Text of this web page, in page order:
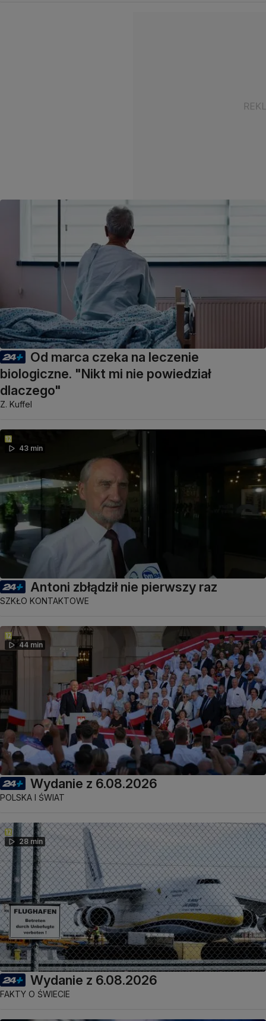
Od marca czeka na leczenie
biologiczne. "Nikt mi nie powiedział
dlaczego"
Z. Kuffel
43 min
Antoni zbłądził nie pierwszy raz
SZKŁO KONTAKTOWE
44 min
Wydanie z 6.08.2026
POLSKA I ŚWIAT
28 min
Wydanie z 6.08.2026
FAKTY O ŚWIECIE